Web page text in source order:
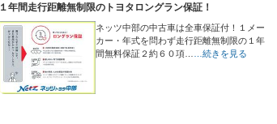
１年間走行距離無制限のトヨタロングラン保証！
ネッツ中部の中古車は全車保証付！１メー
カー・年式を問わず走行距離無制限の１年
間無料保証２約６０項…
…続きを見る